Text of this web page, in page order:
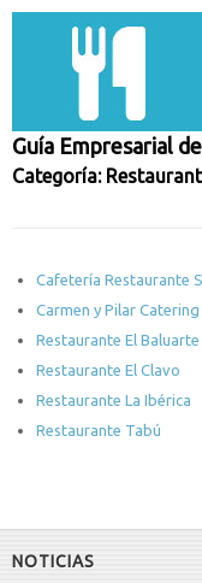
Guía Empresarial
Categoría:
Cafetería Restaurante
Carmen y Pilar Catering
Restaurante El Baluarte
Restaurante El Clavo
Restaurante La Ibérica
Restaurante Tabú
NOTICIAS